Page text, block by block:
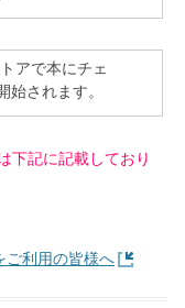
アで本にチェ
されます。
下記に記載しており
ご利用の皆様へ